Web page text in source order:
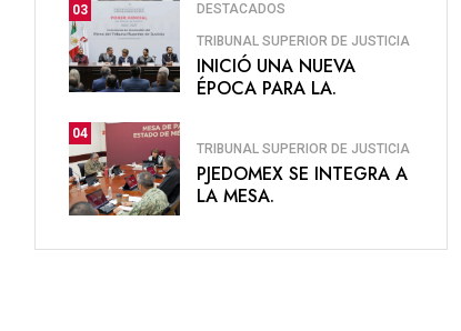
03 DESTACADOS
TRIBUNAL SUPERIOR DE JUSTICIA
INICIÓ UNA NUEVA
ÉPOCA PARA LA.
04
TRIBUNAL SUPERIOR DE JUSTICIA
PJEDOMEX SE INTEGRA A
LA MESA.